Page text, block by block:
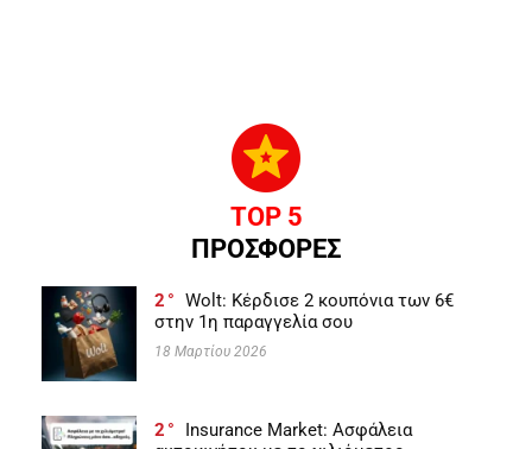
TOP 5
ΠΡΟΣΦΟΡΕΣ
2
Wolt: Κέρδισε 2 κουπόνια των 6€
στην 1η παραγγελία σου
18 Μαρτίου 2026
2
Insurance Market: Ασφάλεια